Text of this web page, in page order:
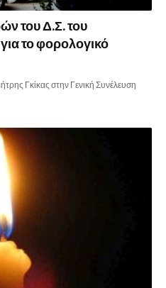
του Δ.Σ. του
το φορολογικό
Γκίκας στην Γενική Συνέλευση